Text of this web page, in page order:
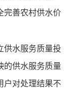
完善农村供水价
水服务质量投
的供水服务质量
户对处理结果不